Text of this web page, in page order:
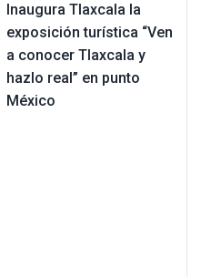
Inaugura Tlaxcala la
exposición turística “Ven
a conocer Tlaxcala y
hazlo real” en punto
México